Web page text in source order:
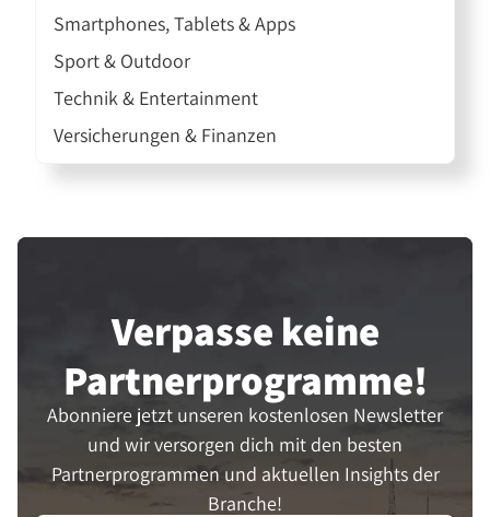
Smartphones, Tablets & Apps
Sport & Outdoor
Technik & Entertainment
Versicherungen & Finanzen
Verpasse keine
Partner­programme!
Abonniere jetzt unseren kostenlosen Newsletter
und wir versorgen dich mit den besten
Partnerprogrammen und aktuellen Insights der
Branche!